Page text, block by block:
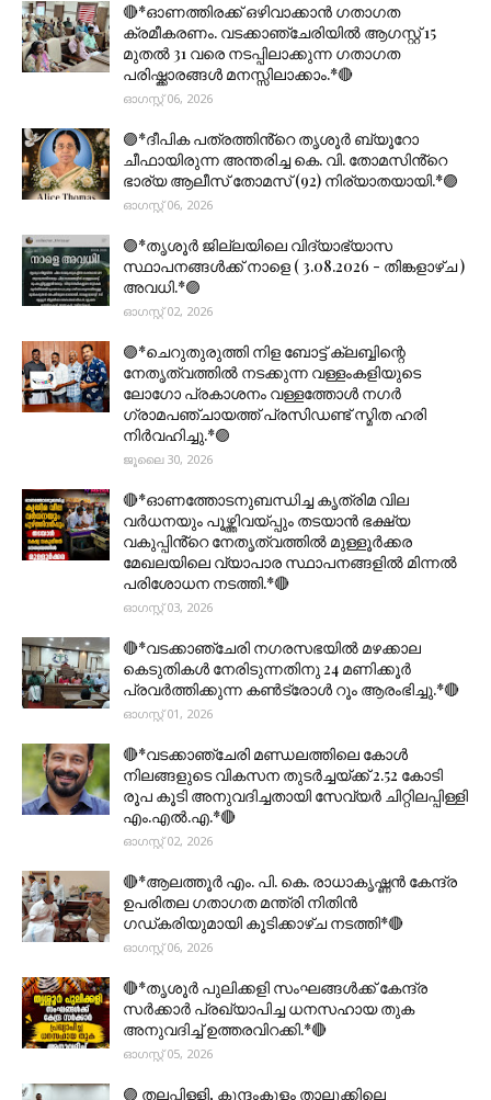
🔴*ഓണത്തിരക്ക് ഒഴിവാക്കാൻ ഗതാഗത
ക്രമീകരണം. വടക്കാഞ്ചേരിയിൽ ആഗസ്റ്റ് 15
മുതല്‍ 31 വരെ നടപ്പിലാക്കുന്ന ഗതാഗത
പരിഷ്ക്കാരങ്ങൾ മനസ്സിലാക്കാം.*🔴
ഓഗസ്റ്റ് 06, 2026
🟣*ദീപിക പത്രത്തിൻ്റെ തൃശൂർ ബ്യൂറോ
ചീഫായിരുന്ന അന്തരിച്ച കെ. വി. തോമസിൻ്റെ
ഭാര്യ ആലീസ് തോമസ് (92) നിര്യാതയായി.*🟣
ഓഗസ്റ്റ് 06, 2026
🟣*തൃശൂര്‍ ജില്ലയിലെ വിദ്യാഭ്യാസ
സ്ഥാപനങ്ങൾക്ക് നാളെ ( 3.08.2026 - തിങ്കളാഴ്ച )
അവധി.*🟣
ഓഗസ്റ്റ് 02, 2026
🟣*ചെറുതുരുത്തി നിള ബോട്ട് ക്ലബ്ബിന്റെ
നേതൃത്വത്തിൽ നടക്കുന്ന വള്ളംകളിയുടെ
ലോഗോ പ്രകാശനം വള്ളത്തോൾ നഗർ
ഗ്രാമപഞ്ചായത്ത് പ്രസിഡണ്ട് സ്മിത ഹരി
നിർവഹിച്ചു.*🟣
ജൂലൈ 30, 2026
🔴*ഓണത്തോടനുബന്ധിച്ച കൃത്രിമ വില
വർധനയും പൂഴ്ത്തിവയ്പ്പും തടയാൻ ഭക്ഷ്യ
വകുപ്പിൻ്റെ നേതൃത്വത്തിൽ മുള്ളൂർക്കര
മേഖലയിലെ വ്യാപാര സ്ഥാപനങ്ങളിൽ മിന്നൽ
പരിശോധന നടത്തി.*🔴
ഓഗസ്റ്റ് 03, 2026
🔴*വടക്കാഞ്ചേരി നഗരസഭയിൽ മഴക്കാല
കെടുതികൾ നേരിടുന്നതിനു 24 മണിക്കൂർ
പ്രവർത്തിക്കുന്ന കൺട്രോൾ റൂം ആരംഭിച്ചു.*🔴
ഓഗസ്റ്റ് 01, 2026
🔴*വടക്കാഞ്ചേരി മണ്ഡലത്തിലെ കോൾ
നിലങ്ങളുടെ വികസന തുടർച്ചയ്ക്ക് 2.52 കോടി
രൂപ കൂടി അനുവദിച്ചതായി സേവ്യർ ചിറ്റിലപ്പിള്ളി
എം.എൽ.എ.*🔴
ഓഗസ്റ്റ് 02, 2026
🔴*ആലത്തൂർ എം. പി. കെ. രാധാകൃഷ്ണൻ കേന്ദ്ര
ഉപരിതല ഗതാഗത മന്ത്രി നിതിൻ
ഗഡ്കരിയുമായി കൂടിക്കാഴ്ച നടത്തി*🔴
ഓഗസ്റ്റ് 06, 2026
🔴*തൃശൂര്‍ പുലിക്കളി സംഘങ്ങള്‍ക്ക് കേന്ദ്ര
സര്‍ക്കാര്‍ പ്രഖ്യാപിച്ച ധനസഹായ തുക
അനുവദിച്ച് ഉത്തരവിറക്കി.*🔴
ഓഗസ്റ്റ് 05, 2026
🟣 തലപ്പിള്ളി, കുന്ദംകുളം താലൂക്കിലെ